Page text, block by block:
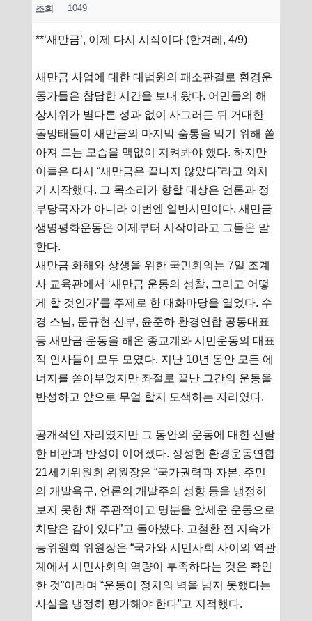
조회 1049
**‘새만금’, 이제 다시 시작이다 (한겨레, 4/9)
새만금 사업에 대한 대법원의 패소판결로 환경운
동가들은 참담한 시간을 보내 왔다. 어민들의 해
상시위가 별다른 성과 없이 사그러든 뒤 거대한
돌망태들이 새만금의 마지막 숨통을 막기 위해 쏟
아져 드는 모습을 맥없이 지켜봐야 했다. 하지만
이들은 다시 “새만금은 끝나지 않았다”라고 외치
기 시작했다. 그 목소리가 향할 대상은 언론과 정
부당국자가 아니라 이번엔 일반시민이다. 새만금
생명평화운동은 이제부터 시작이라고 그들은 말
한다.
새만금 화해와 상생을 위한 국민회의는 7일 조계
사 교육관에서 ‘새만금 운동의 성찰, 그리고 어떻
게 할 것인가’를 주제로 한 대화마당을 열었다. 수
경 스님, 문규현 신부, 윤준하 환경연합 공동대표
등 새만금 운동을 해온 종교계와 시민운동의 대표
적 인사들이 모두 모였다. 지난 10년 동안 모든 에
너지를 쏟아부었지만 좌절로 끝난 그간의 운동을
반성하고 앞으로 무얼 할지 모색하는 자리였다.
공개적인 자리였지만 그 동안의 운동에 대한 신랄
한 비판과 반성이 이어졌다. 정성헌 환경운동연합
21세기위원회 위원장은 “국가권력과 자본, 주민
의 개발욕구, 언론의 개발주의 성향 등을 냉정히
보지 못한 채 주관적이고 명분을 앞세운 운동으로
치달은 감이 있다”고 돌아봤다. 고철환 전 지속가
능위원회 위원장은 “국가와 시민사회 사이의 역관
계에서 시민사회의 역량이 부족하다는 것은 확인
한 것”이라며 “운동이 정치의 벽을 넘지 못했다는
사실을 냉정히 평가해야 한다”고 지적했다.